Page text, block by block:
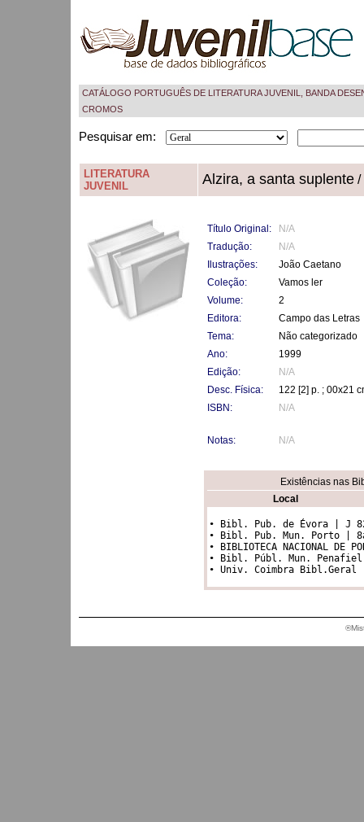
CATÁLOGO PORTUGUÊS DE LITERATURA JUVENIL, BANDA
CROMOS
Pesquisar em:
LITERATURA
JUVENIL
Alzira, a santa suplente/
Título Original:
N/A
Tradução:
N/A
Ilustrações:
João Caetano
Coleção:
Vamos ler
Volume:
2
Editora:
Campo das Letras
Tema:
Não categorizado
Ano:
1999
Edição:
N/A
Desc. Física:
122 [2] p. ; 00x21
ISBN:
N/A
Notas: N/A
Existências nas
Local
• Bibl. Pub. de Évora | J
• Bibl. Pub. Mun. Porto |
• BIBLIOTECA NACIONAL
• Bibl. Públ. Mun.